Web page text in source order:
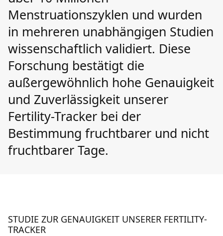
Menstruationszyklen und wurden
in mehreren unabhängigen Studien
wissenschaftlich validiert. Diese
Forschung bestätigt die
außergewöhnlich hohe Genauigkeit
und Zuverlässigkeit unserer
Fertility-Tracker bei der
Bestimmung fruchtbarer und nicht
fruchtbarer Tage.
STUDIE ZUR GENAUIGKEIT UNSERER FERTILITY-
TRACKER